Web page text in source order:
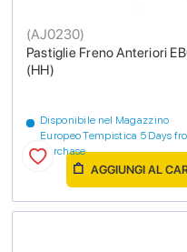
Pastiglie Freno Anteriori
(HH)
(AJ0230)
Disponibile nel Magazzino
Europeo Tempistica 5 Days
purchase
AGGIUNGI AL